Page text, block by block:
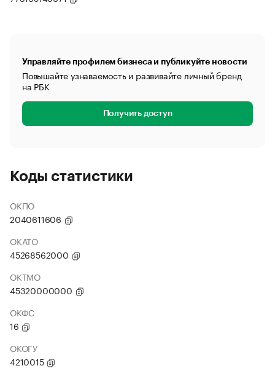
Управляйте профилем бизнеса и публикуйте новости
Повышайте узнаваемость и развивайте личный бренд
на РБК
Получить доступ
Коды статистики
ОКПО
2040611606
ОКАТО
45268562000
ОКТМО
45320000000
ОКФС
16
ОКОГУ
4210015